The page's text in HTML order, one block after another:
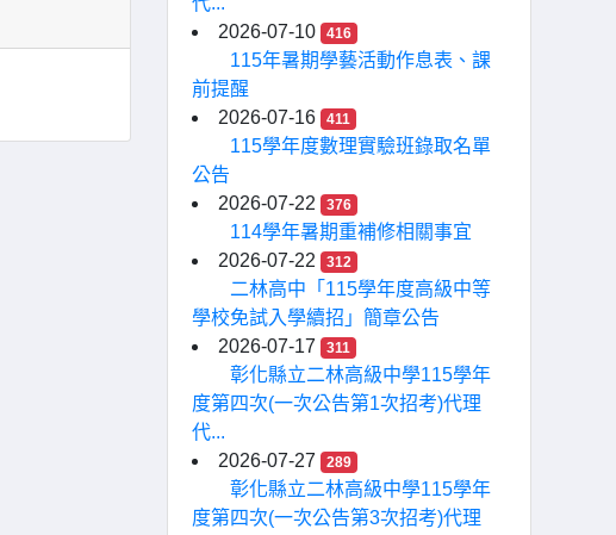
2026-07-10
416
115年暑期學藝活動作息表、課
前提醒
2026-07-16
411
115學年度數理實驗班錄取名單
公告
2026-07-22
376
114學年暑期重補修相關事宜
2026-07-22
312
二林高中「115學年度高級中等
學校免試入學續招」簡章公告
2026-07-17
311
彰化縣立二林高級中學115學年
度第四次(一次公告第1次招考)代理
代...
2026-07-27
289
彰化縣立二林高級中學115學年
度第四次(一次公告第3次招考)代理